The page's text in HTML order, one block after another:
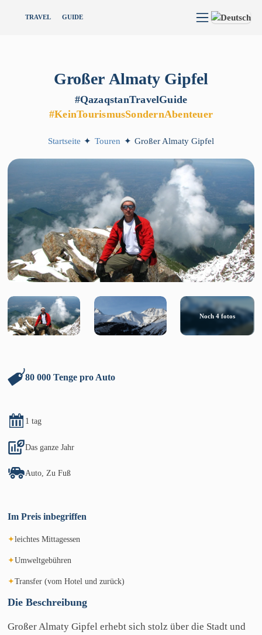
TRAVEL GUIDE
Großer Almaty Gipfel
#QazaqstanTravelGuide
#KeinTourismusSondernAbenteuer
Startseite ✦ Touren ✦ Großer Almaty Gipfel
Noch 4fotos
Die Beschreibung
Großer Almaty Gipfel erhebt sich stolz über die Stadt und
80 000 Tenge pro Auto
1 tag
Das ganze Jahr
Auto, Zu Fuß
Im Preis inbegriffen
✦leichtes Mittagessen
✦Umweltgebühren
✦Transfer (vom Hotel und zurück)